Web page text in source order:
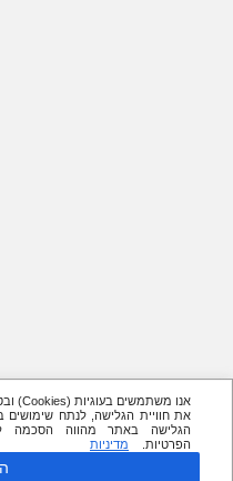
את חוויית הגלישה, לנתח
הגלישה באתר מהווה הסכמה
הפרטיות.
מדיניות